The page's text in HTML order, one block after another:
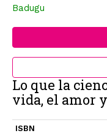
Badugu
Lo que la
vida, el amor
ISBN